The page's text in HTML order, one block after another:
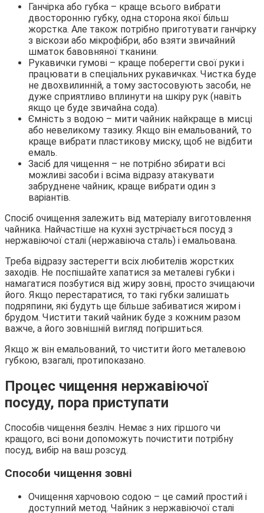
Ганчірка або губка – краще всього вибрати
двосторонню губку, одна сторона якої більш
жорстка. Але також потрібно приготувати ганчірку
з віскози або мікрофібри, або взяти звичайний
шматок бавовняної тканини.
Рукавички гумові – краще поберегти свої руки і
працювати в спеціальних рукавичках. Чистка буде
не двохвилинній, а тому застосовують засоби, не
дуже сприятливо вплинути на шкіру рук (навіть
якщо це буде звичайна сода).
Ємність з водою – мити чайник найкраще в мисці
або невеликому тазику. Якщо він емальований, то
краще вибрати пластикову миску, щоб не відбити
емаль.
Засіб для чищення – не потрібно збирати всі
можливі засоби і всіма відразу атакувати
забруднене чайник, краще вибрати один з
варіантів.
Спосіб очищення залежить від матеріалу виготовлення
чайника. Найчастіше на кухні зустрічається посуд з
нержавіючої сталі (нержавіюча сталь) і емальована.
Треба відразу застерегти всіх любителів жорстких
заходів. Не поспішайте хапатися за металеві губки і
намагатися позбутися від жиру зовні, просто зчищаючи
його. Якщо перестаратися, то такі губки залишать
подряпини, які будуть ще більше забиватися жиром і
брудом. Чистити такий чайник буде з кожним разом
важче, а його зовнішній вигляд погіршиться.
Якщо ж він емальований, то чистити його металевою
губкою, взагалі, протипоказано.
Процес чищення нержавіючої
посуду, пора приступати
Способів чищення безліч. Немає з них гіршого чи
кращого, всі вони допоможуть почистити потрібну
посуд, вибір на ваш розсуд.
Способи чищення зовні
Очищення харчовою содою – це самий простий і
доступний метод. Чайник з нержавіючої сталі